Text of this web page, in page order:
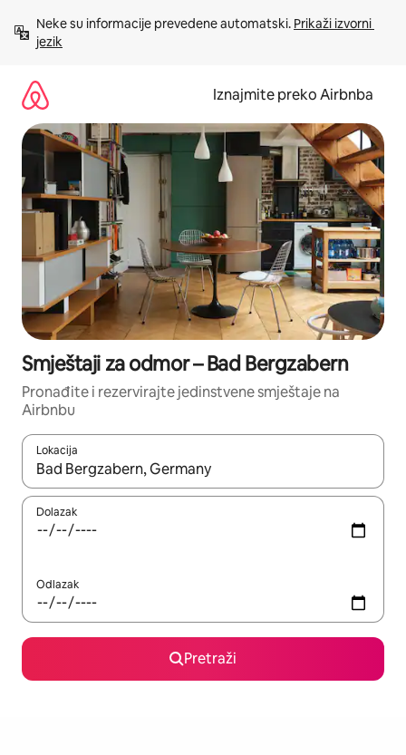
sadržaj
Neke su informacije prevedene automatski. Prikaži izvorni
jezik
Iznajmite preko Airbnba
Smještaji za odmor – Bad Bergzabern
Pronađite i rezervirajte jedinstvene smještaje na
Airbnbu
Lokacija
Kada budu dostupni rezultati, moći ćete ih pregledati
Dolazak
Odlazak
Pretraži